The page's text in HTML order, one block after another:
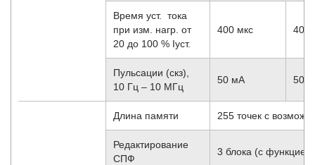
Время уст. тока
при изм. нагр. от
20 до 100 % Iуст.
400 мкс 400
Пульсации (скз),
10 Гц – 10 МГц
50 мА 50
Длина памяти 255 точек с
Редактирование
СПФ
3 блока (с функцией